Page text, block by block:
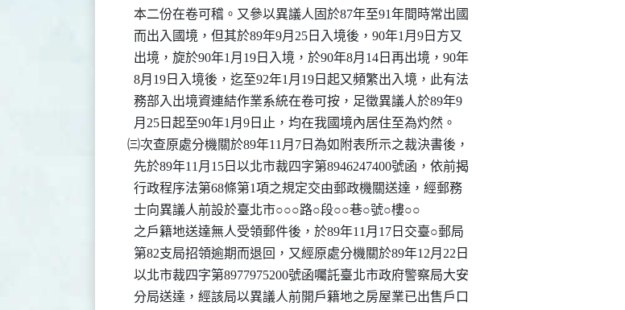
    本二份在卷可稽。又參以異議人固於87年至91年間時常出國
    而出入國境，但其於89年9月25日入境後，90年1月9日方又
    出境，旋於90年1月19日入境，於90年8月14日再出境，90年
    8月19日入境後，迄至92年1月19日起又頻繁出入境，此有法
    務部入出境資連結作業系統在卷可按，足徵異議人於89年9
    月25日起至90年1月9日止，均在我國境內居住至為灼然。
  ㈢次查原處分機關於89年11月7日為如附表所示之裁決書後，
    先於89年11月15日以北市裁四字第8946247400號函，依前揭
    行政程序法第68條第1項之規定交由郵政機關送達，經郵務
    士向異議人前設於臺北市○○○路○段○○巷○號○樓○○
    之戶籍地送達無人受領郵件後，於89年11月17日交臺○郵局
    第82支局招領逾期而退回，又經原處分機關於89年12月22日
    以北市裁四字第8977975200號函囑託臺北市政府警察局大安
    分局送達，經該局以異議人前開戶籍地之房屋業已出售戶口